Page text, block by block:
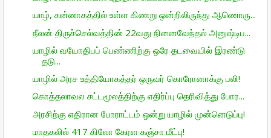
யாழ், சுன்னாகத்தில் உள்ள கிணறு ஒன்றிலிருந்து ஆணொரு...
நீலன் திருச்செல்வத்தின் 22வது நினைவேந்தல் அனுஷ்டிப...
யாழில் வயோதிபப் பெண்ணிற்கு ஒரே தடவையில் இரண்டு
தடு...
யாழில் அரச உத்தியோகத்தர் ஒருவர் கொரோனாக்கு பலி!
கொத்தலாவல சட்டமூலத்திற்கு எதிர்ப்பு தெரிவித்து போர...
அரசிற்கு எதிரான போராட்டம் ஒன்று யாழில் முன்னெடுப்பு!
மாதகலில் 417 கிலோ கேரள கஞ்சா மீட்பு!